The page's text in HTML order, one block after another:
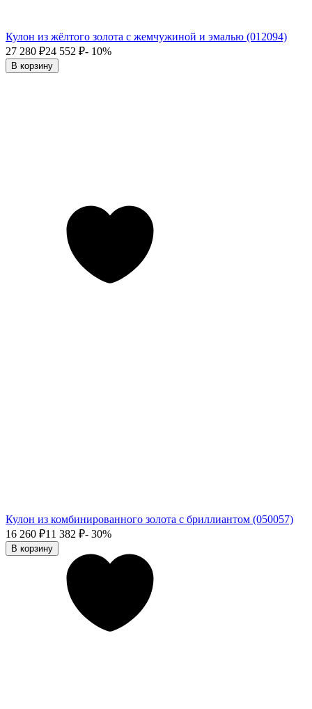
Кулон из жёлтого золота с жемчужиной и эмалью (012094)
27 280 ₽24 552 ₽- 10%
В корзину
Кулон из комбинированного золота с бриллиантом (050057)
16 260 ₽11 382 ₽- 30%
В корзину